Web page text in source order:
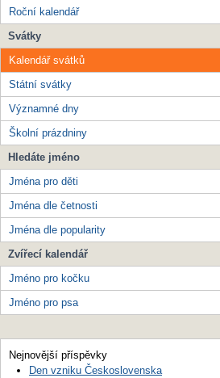
Roční kalendář
Svátky
Kalendář svátků
Státní svátky
Významné dny
Školní prázdniny
Hledáte jméno
Jména pro děti
Jména dle četnosti
Jména dle popularity
Zvířecí kalendář
Jméno pro kočku
Jméno pro psa
Nejnovější příspěvky
Den vzniku Československa